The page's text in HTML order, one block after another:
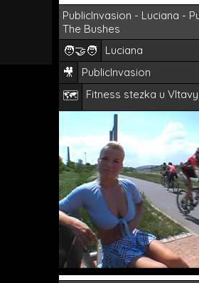
PublicInvasion - Luciana -
The Bushes
🧑‍🤝‍🧑 Luciana
🎥 PublicInvasion
🗺️ Fitness stezka u Vltavy